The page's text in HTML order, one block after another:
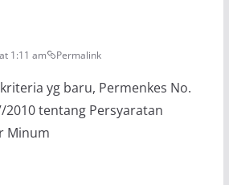
1:11 am Permalink
yg baru, Permenkes No.
2010 tentang Persyaratan
Minum